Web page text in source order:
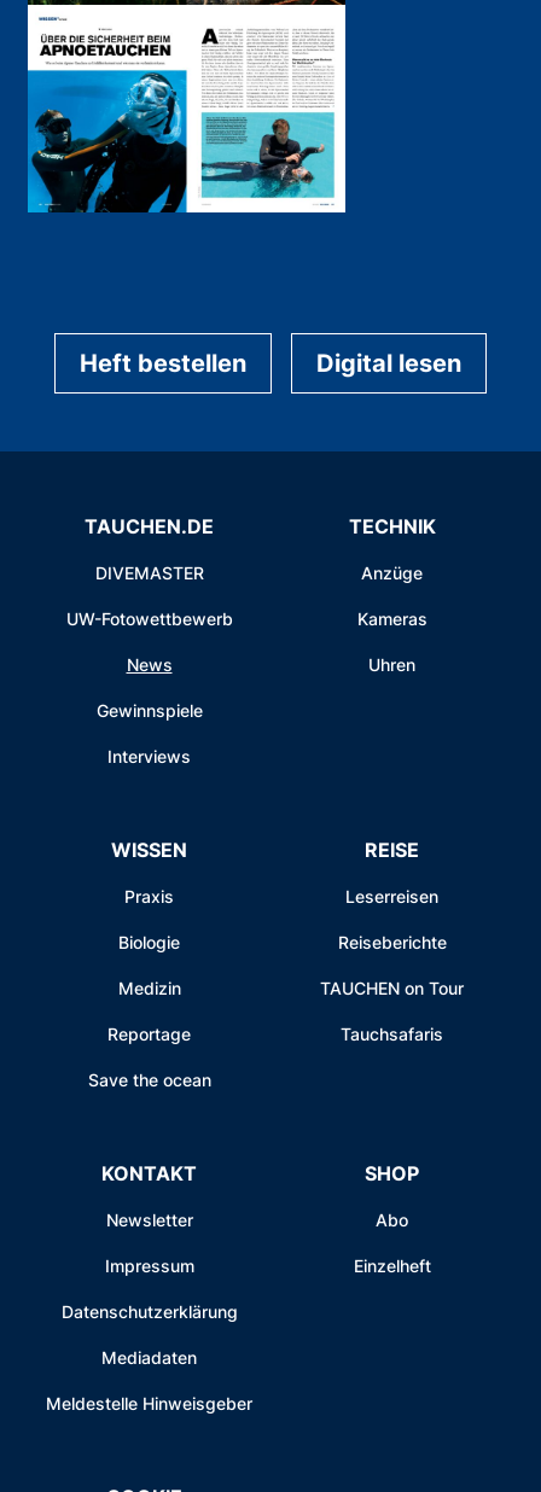
Heft bestellen Digital lesen
TAUCHEN.DE
DIVEMASTER
UW-Fotowettbewerb
News
Gewinnspiele
Interviews
TECHNIK
Anzüge
Kameras
Uhren
WISSEN
Praxis
Biologie
Medizin
Reportage
Save the ocean
REISE
Leserreisen
Reiseberichte
TAUCHEN on Tour
Tauchsafaris
KONTAKT
Newsletter
Impressum
Datenschutzerklärung
Mediadaten
Meldestelle Hinweisgeber
SHOP
Abo
Einzelheft